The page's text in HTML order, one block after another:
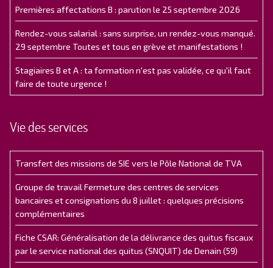
Premières affectations B : parution le 25 septembre 2026
Rendez-vous salarial : sans surprise, un rendez-vous manqué.
29 septembre Toutes et tous en grève et manifestations !
Stagiaires B et A : ta formation n'est pas validée, ce qu'il faut
faire de toute urgence !
Vie des services
Transfert des missions de SIE vers le Pôle National de TVA
Groupe de travail Fermeture des centres de services
bancaires et consignations du 8 juillet : quelques précisions
complémentaires
Fiche CSAR: Généralisation de la délivrance des quitus fiscaux
par le service national des quitus (SNQUIT) de Denain (59)